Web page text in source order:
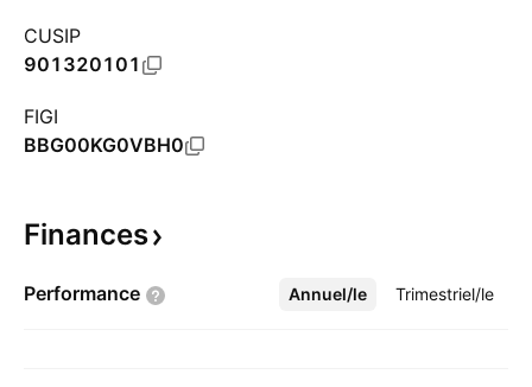
CUSIP
901320101
FIGI
BBG00KG0VBH0
Finances
Performance Annuel/le Trimestriel/le
Plus